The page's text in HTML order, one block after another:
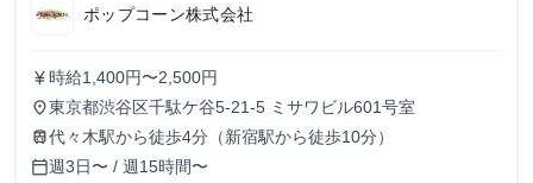
ポップコーン株式会社
currency_yen 時給1,400円〜2,500円
place東京都渋谷区千駄ケ谷5-21-5 ミサワビル601号室
train代々木駅から徒歩4分（新宿駅から徒歩10分）
calendar_today週3日〜 / 週15時間〜